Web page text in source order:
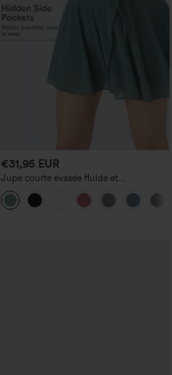
€31,95 EUR
Jupe courte évasée fluide et
décontractée, taille haute, cordon de
serrage, mesh contrastant, poche 2-en-1